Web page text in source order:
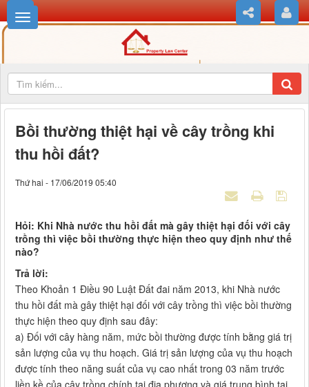
Bồi thường thiệt hại về cây trồng khi
thu hồi đất?
Thứ hai - 17/06/2019 05:40
Hỏi: Khi Nhà nước thu hồi đất mà gây thiệt hại đối với cây
trồng thì việc bồi thường thực hiện theo quy định như thế
nào?
Trả lời:
Theo Khoản 1 Điều 90 Luật Đất đai năm 2013, khi Nhà nước
thu hồi đất mà gây thiệt hại đối với cây trồng thì việc bồi thường
thực hiện theo quy định sau đây:
a) Đối với cây hàng năm, mức bồi thường được tính bằng giá trị
sản lượng của vụ thu hoạch. Giá trị sản lượng của vụ thu hoạch
được tính theo năng suất của vụ cao nhất trong 03 năm trước